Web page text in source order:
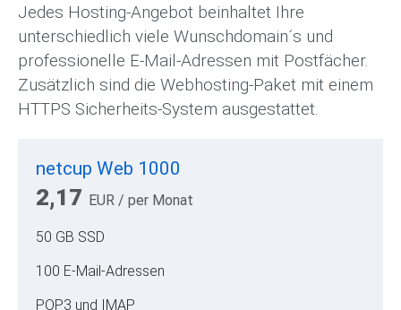
Jedes Hosting-Angebot beinhaltet Ihre
unterschiedlich viele Wunschdomain´s und
professionelle E-Mail-Adressen mit Postfächer.
Zusätzlich sind die Webhosting-Paket mit einem
HTTPS Sicherheits-System ausgestattet.
netcup Web 1000
2,17 EUR / per Monat
50 GB SSD
100 E-Mail-Adressen
POP3 und IMAP